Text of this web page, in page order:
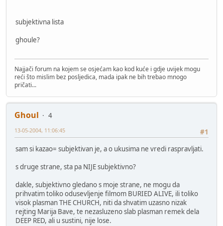
subjektivna lista
ghoule?
Najjači forum na kojem se osjećam kao kod kuće i gdje uvijek mogu
reći što mislim bez posljedica, mada ipak ne bih trebao mnogo
pričati...
Ghoul
4
#1
13-05-2004, 11:06:45
sam si kazao= subjektivan je, a o ukusima ne vredi raspravljati.
s druge strane, sta pa NIJE subjektivno?
dakle, subjektivno gledano s moje strane, ne mogu da
prihvatim toliko odusevljenje filmom BURIED ALIVE, ili toliko
visok plasman THE CHURCH, niti da shvatim uzasno nizak
rejting Marija Bave, te nezasluzeno slab plasman remek dela
DEEP RED, ali u sustini, nije lose.